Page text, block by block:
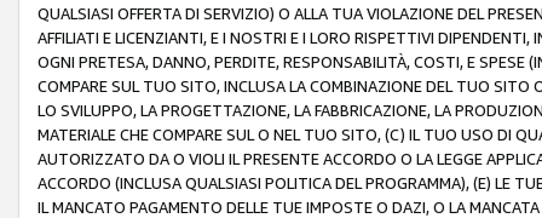
QUALSIASI OFFERTA DI SERVIZIO) O ALLA TUA VIOLAZIONE DEL
AFFILIATI E LICENZIANTI, E I NOSTRI E I LORO RISPETTIVI
OGNI PRETESA, DANNO, PERDITE, RESPONSABILITÀ, COSTI, E SPESE
COMPARE SUL TUO SITO, INCLUSA LA COMBINAZIONE DEL TUO SITO
LO SVILUPPO, LA PROGETTAZIONE, LA FABBRICAZIONE, LA
MATERIALE CHE COMPARE SUL O NEL TUO SITO, (C) IL TUO USO DI
AUTORIZZATO DA O VIOLI IL PRESENTE ACCORDO O LA LEGGE
ACCORDO (INCLUSA QUALSIASI POLITICA DEL PROGRAMMA), (E) LE
IL MANCATO PAGAMENTO DELLE TUE IMPOSTE O DAZI, O LA